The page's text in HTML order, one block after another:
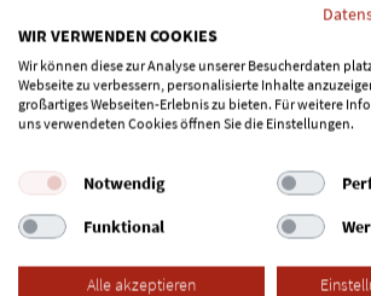
Rahlstedter
22143 Hamburg
040 - 661101
Entfernung: 33.69 km
zum Profil Online-Termin
Zahnärztin
WIR VERWENDEN COOKIES
Wir können diese zur Analyse unserer Besucherdaten
Webseite zu verbessern, personalisierte Inhalte
großartiges Webseiten-Erlebnis zu bieten. Für weitere
uns verwendeten Cookies öffnen Sie die Einstellungen.
Notwendig
Funktional
Alle akzeptieren